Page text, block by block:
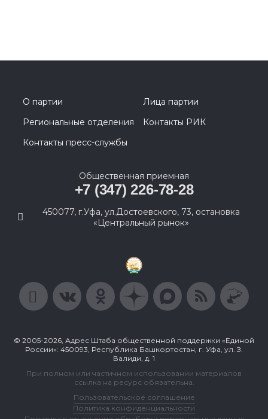
О партии
Лица партии
Региональные отделения
Контакты РИК
Контакты пресс-службы
Общественная приемная
+7 (347) 226-78-28
450077, г.Уфа, ул.Достоевского, 73, остановка
«Центральный рынок»
© 2005-2026, Адрес Штаба общественной поддержки «Единой
России»: 450093, Республика Башкортостан, г. Уфа, ул. З.
Валиди, д. 1
При полном или частичном использовании материалов
ссылка на ресурс обязательна.
Пользовательское соглашение
Политика конфиденциальности